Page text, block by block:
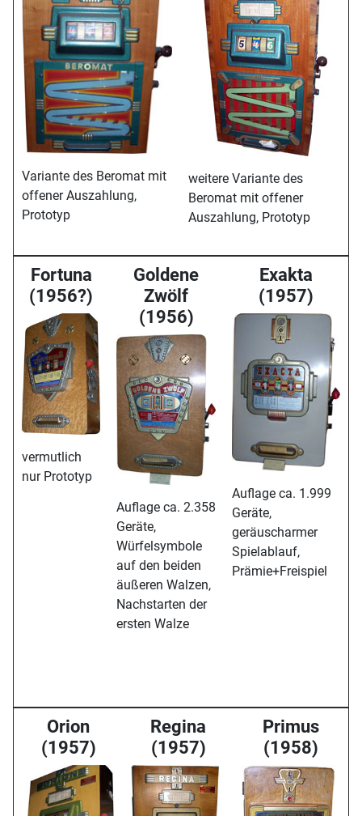
Variante des Beromat mit
offener Auszahlung,
Prototyp
weitere Variante des
Beromat mit offener
Auszahlung, Prototyp
Fortuna
(1956?)
vermutlich
nur Prototyp
Goldene
Zwölf
(1956)
Auflage ca. 2.358
Geräte,
Würfelsymbole
auf den beiden
äußeren Walzen,
Nachstarten der
ersten Walze
Exakta
(1957)
Auflage ca. 1.999
Geräte,
geräuscharmer
Spielablauf,
Prämie+Freispiel
Orion
(1957)
Regina
(1957)
Primus
(1958)